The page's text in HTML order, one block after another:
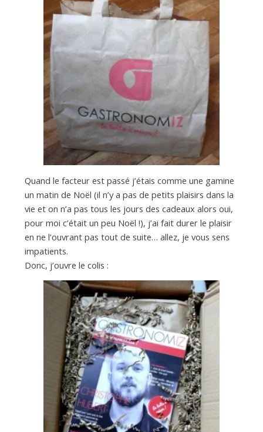
Quand le facteur est passé j’étais comme une gamine
un matin de Noël (il n’y a pas de petits plaisirs dans la
vie et on n’a pas tous les jours des cadeaux alors oui,
pour moi c’était un peu Noël !), j’ai fait durer le plaisir
en ne l’ouvrant pas tout de suite… allez, je vous sens
impatients.
Donc, j’ouvre le colis :